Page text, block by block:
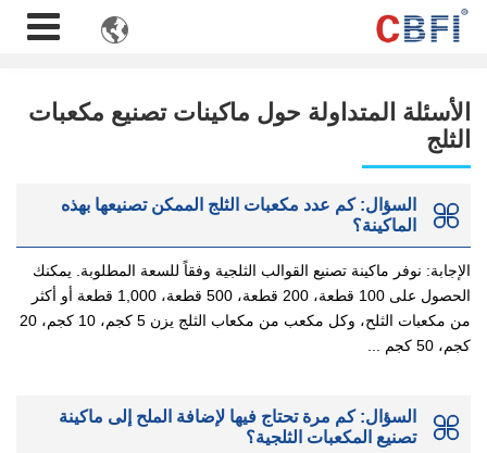

الأسئلة المتداولة حول ماكينات تصنيع مكعبات
الثلج
السؤال: كم عدد مكعبات الثلج الممكن تصنيعها بهذه
الماكينة؟
الإجابة: نوفر ماكينة تصنيع القوالب الثلجية وفقاً للسعة المطلوبة. يمكنك
الحصول على 100 قطعة، 200 قطعة، 500 قطعة، 1,000 قطعة أو أكثر
من مكعبات الثلح، وكل مكعب من مكعاب الثلج يزن 5 كجم، 10 كجم، 20
كجم، 50 كجم ...
السؤال: كم مرة تحتاج فيها لإضافة الملح إلى ماكينة
تصنيع المكعبات الثلجية؟